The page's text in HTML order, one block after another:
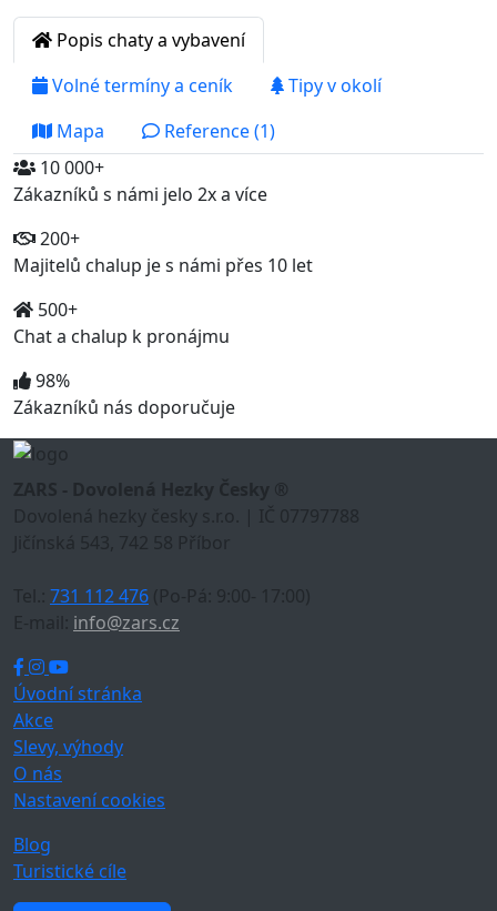
Popis chaty a vybavení
Volné termíny a ceník
Tipy v okolí
Mapa
Reference (1)
10 000+
Zákazníků s námi jelo 2x a více
200+
Majitelů chalup je s námi přes 10 let
500+
Chat a chalup k pronájmu
98%
Zákazníků nás doporučuje
ZARS - Dovolená Hezky Česky ®
Dovolená hezky česky s.r.o. | IČ 07797788
Jičínská 543, 742 58 Příbor
Tel.: 731 112 476 (Po-Pá: 9:00- 17:00)
E-mail: info@zars.cz
Úvodní stránka
Akce
Slevy, výhody
O nás
Nastavení cookies
Blog
Turistické cíle